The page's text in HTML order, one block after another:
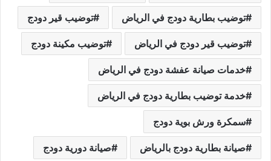
توضيب بطارية دودج في الرياض توضيب قير دودج
توضيب قير دودج في الرياض توضيب مكينة دودج
خدمات صيانة عفشة دودج في الرياض
خدمة توضيب بطارية دودج في الرياض
سمكرة ورش بوية دودج
صيانة بطارية دودج بالرياض صيانة دورية دودج